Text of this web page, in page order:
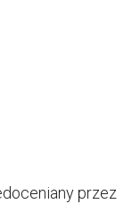
przez